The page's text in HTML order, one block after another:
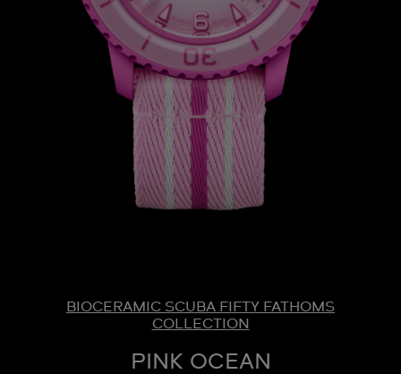
BIOCERAMIC SCUBA FIFTY FATHOMS
COLLECTION
PINK OCEAN